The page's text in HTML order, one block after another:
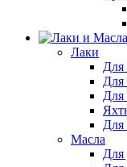
Лаки
Для
Для
Для
Для
Масла
Для